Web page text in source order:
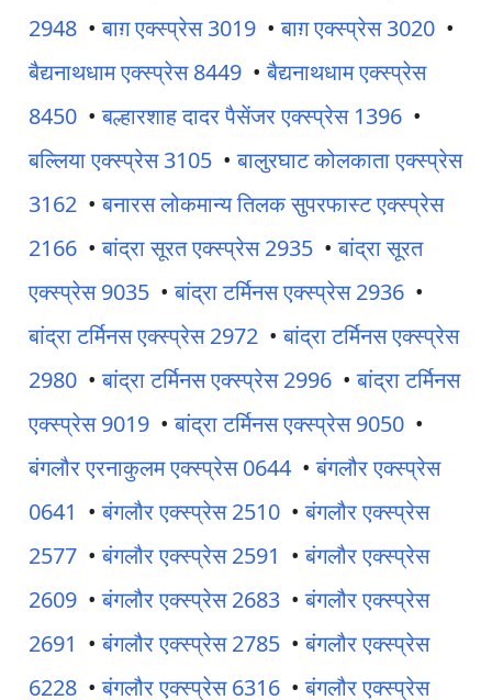
2948 •बाग़ एक्स्प्रेस 3019 •बाग़ एक्स्प्रेस 3020 •
बैद्यनाथधाम एक्स्प्रेस 8449 •बैद्यनाथधाम एक्स्प्रेस
8450 •बल्हारशाह दादर पैसेंजर एक्स्प्रेस 1396 •
बल्लिया एक्स्प्रेस 3105 •बालुरघाट कोलकाता एक्स्प्रेस
3162 •बनारस लोकमान्य तिलक सुपरफास्ट एक्स्प्रेस
2166 •बांद्रा सूरत एक्स्प्रेस 2935 •बांद्रा सूरत
एक्स्प्रेस 9035 •बांद्रा टर्मिनस एक्स्प्रेस 2936 •
बांद्रा टर्मिनस एक्स्प्रेस 2972 •बांद्रा टर्मिनस एक्स्प्रेस
2980 •बांद्रा टर्मिनस एक्स्प्रेस 2996 •बांद्रा टर्मिनस
एक्स्प्रेस 9019 •बांद्रा टर्मिनस एक्स्प्रेस 9050 •
बंगलौर एरनाकुलम एक्स्प्रेस 0644 •बंगलौर एक्स्प्रेस
0641 •बंगलौर एक्स्प्रेस 2510 •बंगलौर एक्स्प्रेस
2577 •बंगलौर एक्स्प्रेस 2591 •बंगलौर एक्स्प्रेस
2609 •बंगलौर एक्स्प्रेस 2683 •बंगलौर एक्स्प्रेस
2691 •बंगलौर एक्स्प्रेस 2785 •बंगलौर एक्स्प्रेस
6228 •बंगलौर एक्स्प्रेस 6316 •बंगलौर एक्स्प्रेस